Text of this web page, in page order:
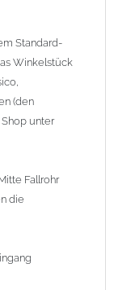
Standard-
Winkelstück
(den
unter
Fallrohr
die